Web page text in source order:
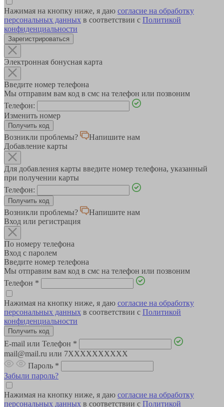
Нажимая на кнопку ниже, я даю согласие на обработку
персональных данных в соответствии с Политикой
конфиденциальности
Зарегистрироваться
Электронная бонусная карта
Введите номер телефона
Мы отправим вам код в смс на телефон или позвоним
Телефон:
Изменить номер
Возникли проблемы?
Напишите нам
Добавление карты
Для добавления карты введите номер телефона, указанный
при получении карты
Телефон:
Возникли проблемы?
Напишите нам
Вход или регистрация
По номеру телефона
Вход с паролем
Введите номер телефона
Мы отправим вам код в смс на телефон или позвоним
Телефон *
Нажимая на кнопку ниже, я даю согласие на обработку
персональных данных в соответствии с Политикой
конфиденциальности
E-mail или Телефон *
mail@mail.ru или 7XXXXXXXXXX
Пароль *
Забыли пароль?
Нажимая на кнопку ниже, я даю согласие на обработку
персональных данных в соответствии с Политикой